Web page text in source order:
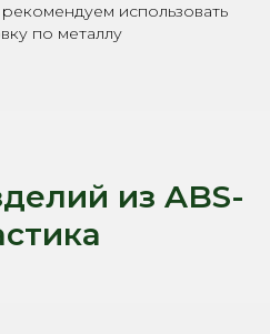
использовать
по металлу
из ABS-